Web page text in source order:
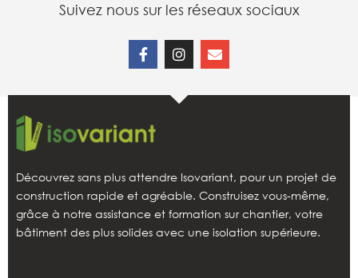
Suivez nous sur les réseaux sociaux
Découvrez sans plus attendre Isovariant, pour un projet de
construction rapide et agréable. Construisez vous-même,
grâce à notre assistance et formation sur chantier, votre
bâtiment des plus solides avec une isolation supérieure.